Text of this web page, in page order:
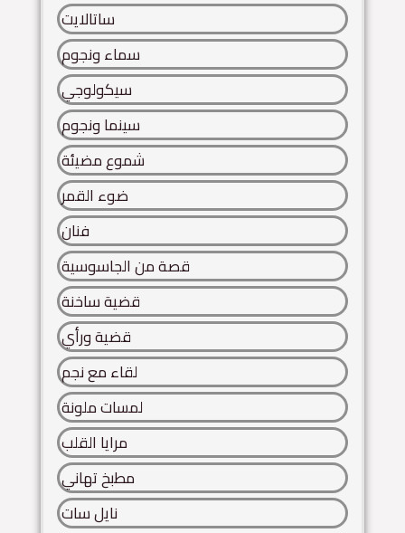
ساتالايت
سماء ونجوم
سيكولوجي
سينما ونجوم
شموع مضيئة
ضوء القمر
فنان
قصة من الجاسوسية
قضية ساخنة
قضية ورأي
لقاء مع نجم
لمسات ملونة
مرايا القلب
مطبخ تهاني
نايل سات